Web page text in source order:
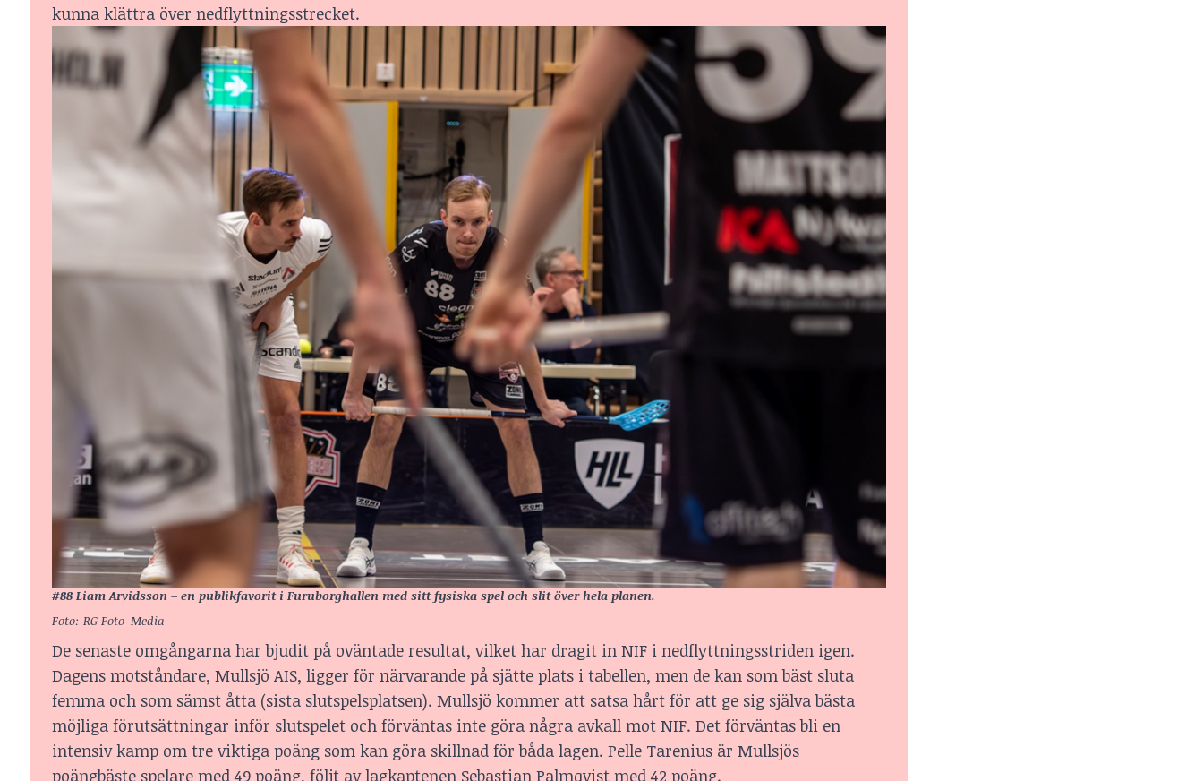
kunna klättra över nedflyttningsstrecket.
#88 Liam Arvidsson – en publikfavorit i Furuborghallen med sitt fysiska spel och slit över hela planen.
Foto: RG Foto-Media
De senaste omgångarna har bjudit på oväntade resultat, vilket har dragit in NIF i nedflyttningsstriden igen.
Dagens motståndare, Mullsjö AIS, ligger för närvarande på sjätte plats i tabellen, men de kan som bäst sluta
femma och som sämst åtta (sista slutspelsplatsen). Mullsjö kommer att satsa hårt för att ge sig själva bästa
möjliga förutsättningar inför slutspelet och förväntas inte göra några avkall mot NIF. Det förväntas bli en
intensiv kamp om tre viktiga poäng som kan göra skillnad för båda lagen. Pelle Tarenius är Mullsjös
poängbäste spelare med 49 poäng, följt av lagkaptenen Sebastian Palmqvist med 42 poäng.